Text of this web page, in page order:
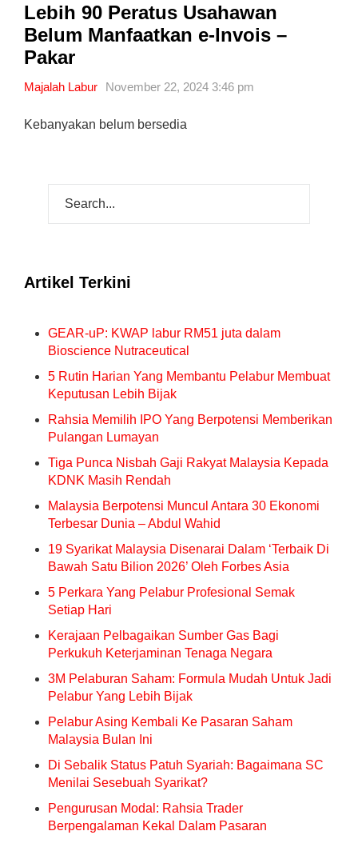
Lebih 90 Peratus Usahawan
Belum Manfaatkan e-Invois –
Pakar
Majalah Labur November 22, 2024 3:46 pm
Kebanyakan belum bersedia
Artikel Terkini
GEAR-uP: KWAP labur RM51 juta dalam
Bioscience Nutraceutical
5 Rutin Harian Yang Membantu Pelabur Membuat
Keputusan Lebih Bijak
Rahsia Memilih IPO Yang Berpotensi Memberikan
Pulangan Lumayan
Tiga Punca Nisbah Gaji Rakyat Malaysia Kepada
KDNK Masih Rendah
Malaysia Berpotensi Muncul Antara 30 Ekonomi
Terbesar Dunia – Abdul Wahid
19 Syarikat Malaysia Disenarai Dalam ‘Terbaik Di
Bawah Satu Bilion 2026’ Oleh Forbes Asia
5 Perkara Yang Pelabur Profesional Semak
Setiap Hari
Kerajaan Pelbagaikan Sumber Gas Bagi
Perkukuh Keterjaminan Tenaga Negara
3M Pelaburan Saham: Formula Mudah Untuk Jadi
Pelabur Yang Lebih Bijak
Pelabur Asing Kembali Ke Pasaran Saham
Malaysia Bulan Ini
Di Sebalik Status Patuh Syariah: Bagaimana SC
Menilai Sesebuah Syarikat?
Pengurusan Modal: Rahsia Trader
Berpengalaman Kekal Dalam Pasaran